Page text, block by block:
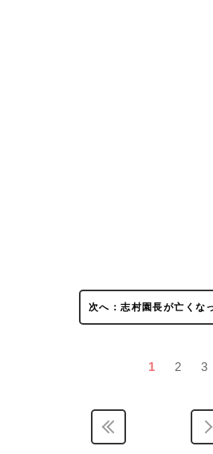
次へ：志村園長が亡くな
1 2 3